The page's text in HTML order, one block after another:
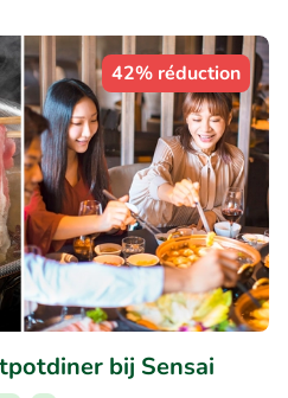
42% réduction
bij Sensai